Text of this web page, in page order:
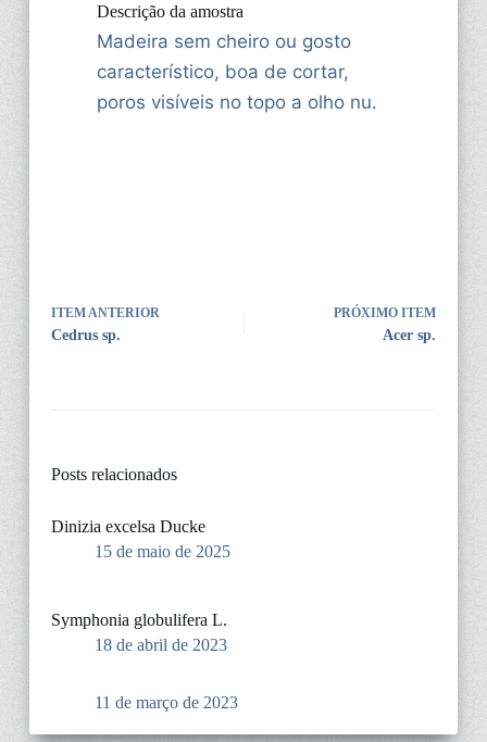
Descrição da amostra
Madeira sem cheiro ou gosto
característico, boa de cortar,
poros visíveis no topo a olho nu.
ITEM ANTERIOR
Cedrus sp.
PRÓXIMO ITEM
Acer sp.
Posts relacionados
Dinizia excelsa Ducke
15 de maio de 2025
Symphonia globulifera L.
18 de abril de 2023
11 de março de 2023